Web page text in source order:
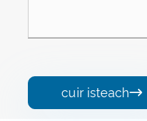
cuir isteach